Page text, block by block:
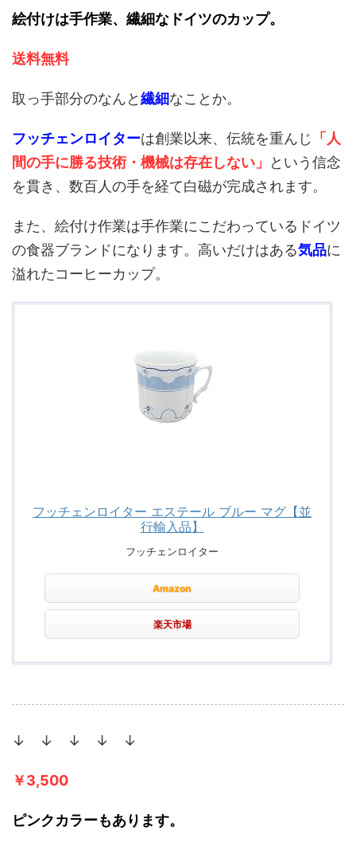
絵付けは手作業、繊細なドイツのカップ。
送料無料
取っ手部分のなんと繊細なことか。
フッチェンロイターは創業以来、伝統を重んじ 「人
間の手に勝る技術・機械は存在しない」
という信念
を貫き、数百人の手を経て白磁が完成されます。
また、絵付け作業は手作業にこだわっているドイツ
の食器ブランドになります。高いだけはある気品に
溢れたコーヒーカップ。
フッチェンロイター エステール ブルー マグ【並
行輸入品】
フッチェンロイター
Amazon
楽天市場
↓ ↓ ↓ ↓ ↓
￥3,500
ピンクカラーもあります。